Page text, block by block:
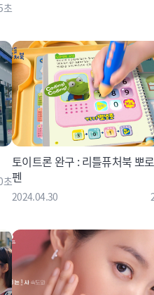
초
초
토이트론 완구 : 리틀퓨처북 뽀
펜
2024.04.30